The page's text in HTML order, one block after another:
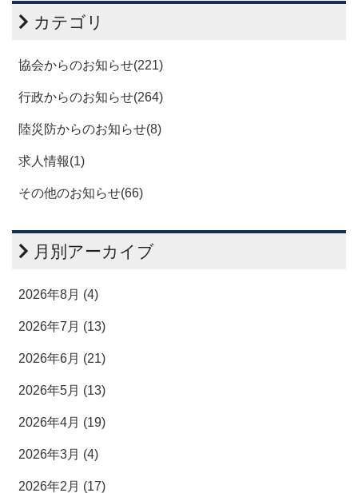
カテゴリ
協会からのお知らせ(221)
行政からのお知らせ(264)
陸災防からのお知らせ(8)
求人情報(1)
その他のお知らせ(66)
月別アーカイブ
2026年8月 (4)
2026年7月 (13)
2026年6月 (21)
2026年5月 (13)
2026年4月 (19)
2026年3月 (4)
2026年2月 (17)